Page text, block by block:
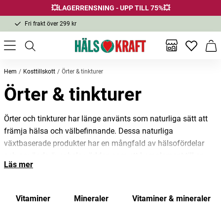
💥LAGERRENSNING - UPP TILL 75%💥
Fri frakt över 299 kr
1-3 dagars leverans
Samma pris i butik & online
Fri frakt över 299 kr
Inga
Hem Kosttillskott Örter & tinkturer
Örter & tinkturer
Örter och tinkturer har länge använts som naturliga sätt att
främja hälsa och välbefinnande. Dessa naturliga
växtbaserade produkter har en mångfald av hälsofördelar
balanserad kost och en hälsosam livsstil.
olika egenskaper som kan stödja olika aspekter av hälsan.
Läs mer
Vitaminer Mineraler Vitaminer & mineraler